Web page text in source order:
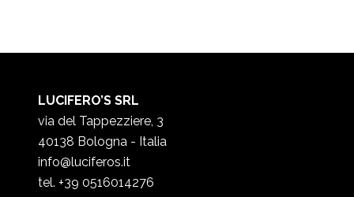
LUCIFERO’S SRL
via del Tappezziere, 3
40138 Bologna - Italia
info@luciferos.it
tel. +39 0516014276